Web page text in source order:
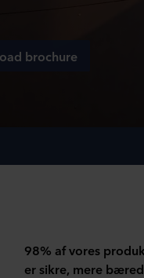
brochure
98% af vores
er sikre, mere